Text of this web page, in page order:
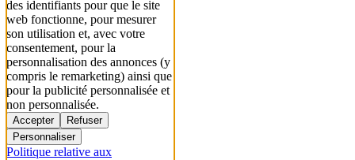
des identifiants pour que le site
web fonctionne, pour mesurer
son utilisation et, avec votre
consentement, pour la
personnalisation des annonces (y
compris le remarketing) ainsi que
pour la publicité personnalisée et
non personnalisée.
Accepter
Refuser
Personnaliser
Politique relative aux